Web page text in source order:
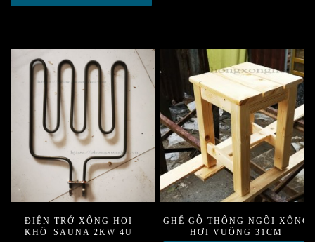
ĐIỆN TRỞ XÔNG HƠI
KHÔ_SAUNA 2KW 4U
GHẾ GỖ THÔNG NGỒI XÔNG
HƠI VUÔNG 31CM